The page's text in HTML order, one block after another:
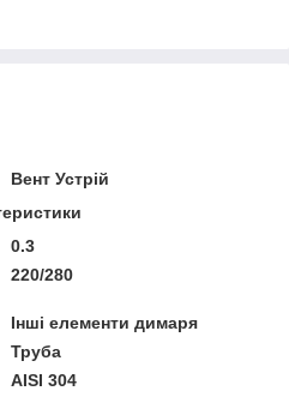
Вент Устрій
0.3
220/280
Інші елементи димаря
Труба
AISI 304